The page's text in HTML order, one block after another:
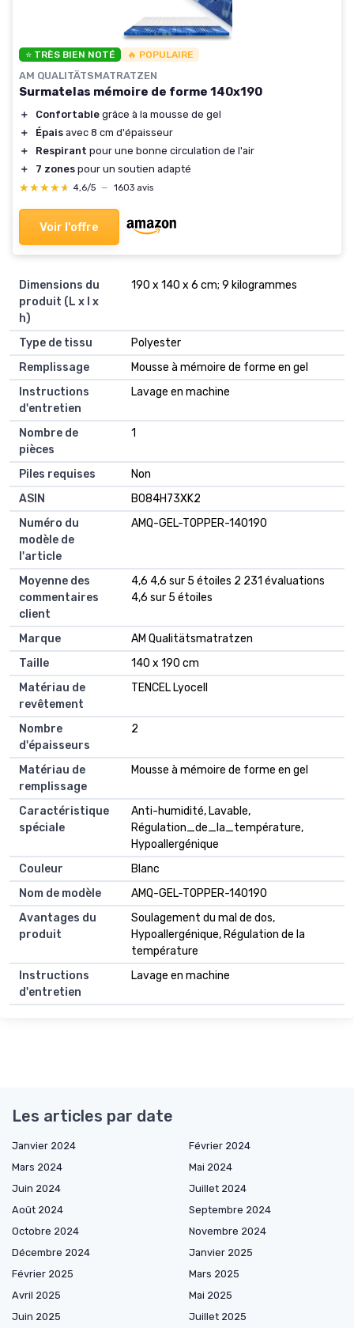
⭐ TRÈS BIEN NOTÉ 🔥 POPULAIRE
AM QUALITÄTSMATRATZEN
Surmatelas mémoire de forme 140x190
＋ Confortable grâce à la mousse de gel
＋
Épais avec 8 cm d'épaisseur
＋
Respirant pour une bonne circulation de l'air
＋
7 zones pour un soutien adapté
★★★★★
★★★★★ 4,6/5 — 1603 avis
Voir l'offre
Dimensions du
produit (L x l x
h)
‎190 x 140 x 6 cm; 9 kilogrammes
Type de tissu
‎Polyester
Remplissage
‎Mousse à mémoire de forme en gel
Instructions
d'entretien
‎Lavage en machine
Nombre de
pièces
‎1
Piles requises
‎Non
ASIN
B084H73XK2
Numéro du
modèle de
l'article
AMQ-GEL-TOPPER-140190
Moyenne des
commentaires
client
4,6 4,6 sur 5 étoiles 2 231 évaluations
4,6 sur 5 étoiles
Marque
AM Qualitätsmatratzen
Taille
140 x 190 cm
Matériau de
revêtement
TENCEL Lyocell
Nombre
d'épaisseurs
2
Matériau de
remplissage
Mousse à mémoire de forme en gel
Caractéristique
spéciale
Anti-humidité, Lavable,
Régulation_de_la_température,
Hypoallergénique
Couleur
Blanc
Nom de modèle
AMQ-GEL-TOPPER-140190
Avantages du
produit
Soulagement du mal de dos,
Hypoallergénique, Régulation de la
température
Instructions
d'entretien
Lavage en machine
Les articles par date
Janvier 2024
Février 2024
Mars 2024
Mai 2024
Juin 2024
Juillet 2024
Août 2024
Septembre 2024
Octobre 2024
Novembre 2024
Décembre 2024
Janvier 2025
Février 2025
Mars 2025
Avril 2025
Mai 2025
Juin 2025
Juillet 2025